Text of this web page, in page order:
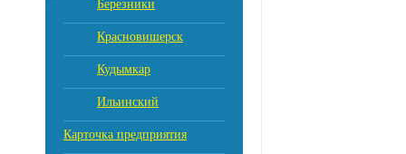
Березники
Красновишерск
Кудымкар
Ильинский
Карточка предприятия